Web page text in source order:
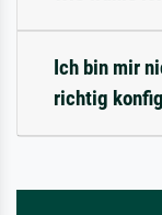
Ich bin mir
richtig